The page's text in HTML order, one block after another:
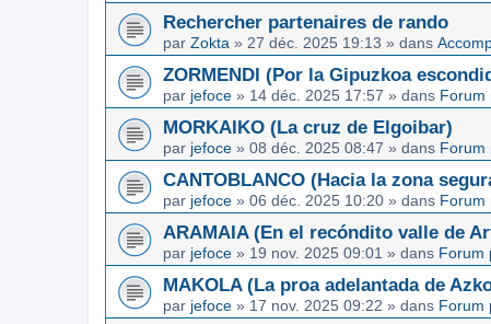
Rechercher partenaires de rando
par Zokta » 27 déc. 2025 19:13 » dans
ZORMENDI (Por la Gipuzkoa
par jefoce » 14 déc. 2025 17:57 » dans Forum
MORKAIKO (La cruz de Elgoibar)
par jefoce » 08 déc. 2025 08:47 » dans Forum
CANTOBLANCO (Hacia la zona
par jefoce » 06 déc. 2025 10:20 » dans Forum
ARAMAIA (En el recóndito valle de
par jefoce » 19 nov. 2025 09:01 » dans Forum
MAKOLA (La proa adelantada de
par jefoce » 17 nov. 2025 09:22 » dans Forum